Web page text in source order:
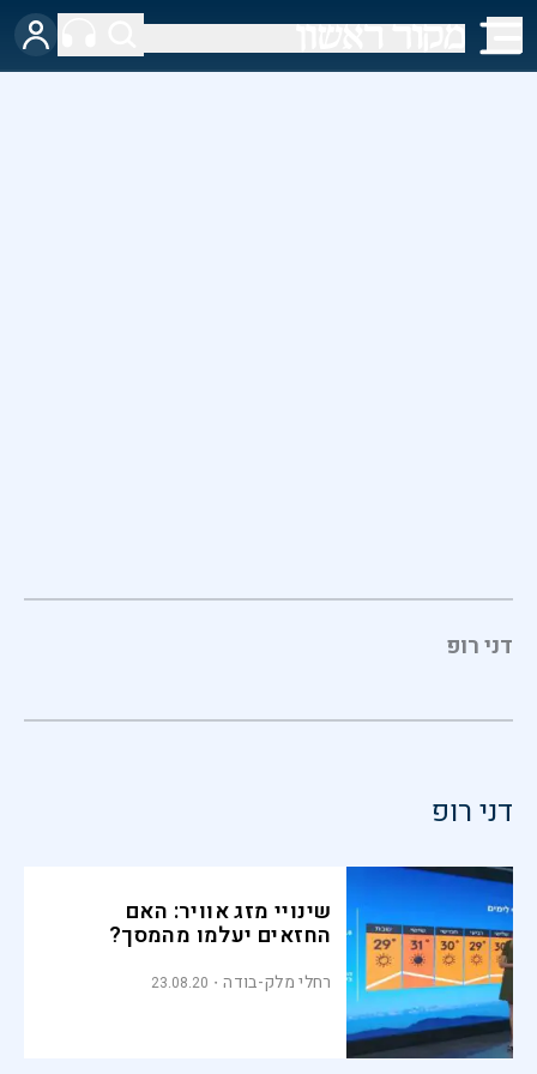
דני רופ
דני רופ
שינויי מזג אוויר: האם
החזאים יעלמו מהמסך?
רחלי מלק-בודה 23.08.20